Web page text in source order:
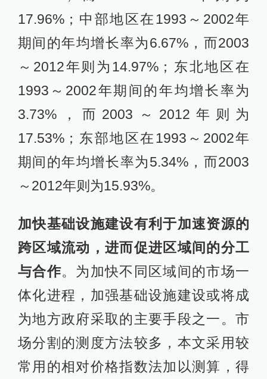
17.96%；中部地区在1993～2002年
期间的年均增长率为6.67%，而2003
～2012年则为14.97%；东北地区在
1993～2002年期间的年均增长率为
3.73%，而2003～2012年则为
17.53%；东部地区在1993～2002年
期间的年均增长率为5.34%，而2003
～2012年则为15.93%。
加快基础设施建设有利于加速资源的
跨区域流动，进而促进区域间的分工
与合作。为加快不同区域间的市场一
体化进程，加强基础设施建设或将成
为地方政府采取的主要手段之一。市
场分割的测度方法较多，本文采用较
常用的相对价格指数法加以测算，得